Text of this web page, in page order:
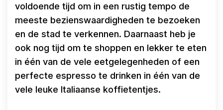
voldoende tijd om in een rustig tempo de
meeste bezienswaardigheden te bezoeken
en de stad te verkennen. Daarnaast heb je
ook nog tijd om te shoppen en lekker te eten
in één van de vele eetgelegenheden of een
perfecte espresso te drinken in één van de
vele leuke Italiaanse koffietentjes.